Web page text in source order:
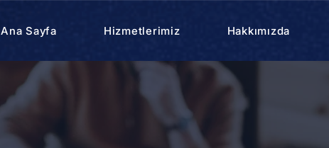
Ana Sayfa Hizmetlerimiz Hakkımızda